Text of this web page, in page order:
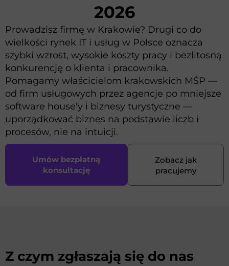
2026
Prowadzisz firmę w Krakowie? Drugi co do
wielkości rynek IT i usług w Polsce oznacza
szybki wzrost, wysokie koszty pracy i bezlitosną
konkurencję o klienta i pracownika.
Pomagamy właścicielom krakowskich MŚP —
od firm usługowych przez agencje po mniejsze
software house'y i biznesy turystyczne —
uporządkować biznes na podstawie liczb i
procesów, nie na intuicji.
Umów bezpłatną
konsultację
Zobacz jak
pracujemy
Z czym zgłaszają się do nas